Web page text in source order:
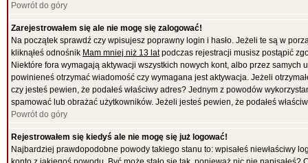
Powrót do góry
Zarejestrowałem się ale nie mogę się zalogować!
Na początek sprawdź czy wpisujesz poprawny login i hasło. Jeżeli te są w
kliknąłeś odnośnik Mam mniej niż 13 latpodczas rejestracji musisz postąpić
Niektóre fora wymagają aktywacji wszystkich nowych kont, albo przez
powinieneś otrzymać wiadomość czy wymagana jest aktywacja. Jeżeli
czy jesteś pewien, że podałeś właściwy adres? Jednym z powodów
spamować lub obrażać użytkowników. Jeżeli jesteś pewien, że podałeś
Powrót do góry
Rejestrowałem się kiedyś ale nie mogę się już logować!
Najbardziej prawdopodobne powody takiego stanu to: wpisałeś niewłaściwy